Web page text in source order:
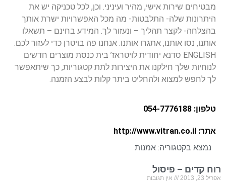
מבטיחים שירות אישי, מהיר ועיניני. וכן, לכל טכניקה יש את
היתרונות שלה- התלבטות- מה מכל האפשרויות ישרת אותך
בהצלחה- לקצר תהליך – ונעזור לך. המידע בחינם – תשאלו
אותנו, נסו אותנו, אתגרו אותנו. אנחנו פה בויטרן כדי לעזור לכם.
ENGLISH סדנא יחודית לויטראז’ בית כנסת מוצרים חדשים
לנוחיות שלך חילקנו את היצירות לתת קטגוריות, כך שיתאפשר
לך לחפש למצוא ולהחליט ביתר קלות לבצע הזמנה.
טלפון: 054-7776188
אתר: http://www.vitran.co.il
נמצא בקטגוריה: אמנות
רוח קדים – פיסול
אפריל 23, 2013 אין תגובות